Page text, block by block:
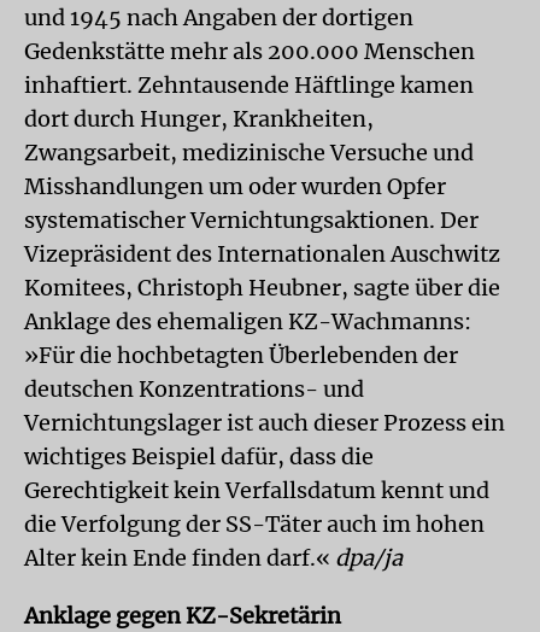
und 1945 nach Angaben der dortigen
Gedenkstätte mehr als 200.000 Menschen
inhaftiert. Zehntausende Häftlinge kamen
dort durch Hunger, Krankheiten,
Zwangsarbeit, medizinische Versuche und
Misshandlungen um oder wurden Opfer
systematischer Vernichtungsaktionen. Der
Vizepräsident des Internationalen Auschwitz
Komitees, Christoph Heubner, sagte über die
Anklage des ehemaligen KZ-Wachmanns:
»Für die hochbetagten Überlebenden der
deutschen Konzentrations- und
Vernichtungslager ist auch dieser Prozess ein
wichtiges Beispiel dafür, dass die
Gerechtigkeit kein Verfallsdatum kennt und
die Verfolgung der SS-Täter auch im hohen
Alter kein Ende finden darf.« dpa/ja
Anklage gegen KZ-Sekretärin